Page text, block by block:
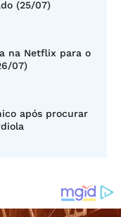
(25/07)
na Netflix para o
07)
após procurar